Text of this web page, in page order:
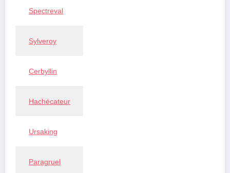
Spectreval
Sylveroy
Cerbyllin
Hachécateur
Ursaking
Paragruel